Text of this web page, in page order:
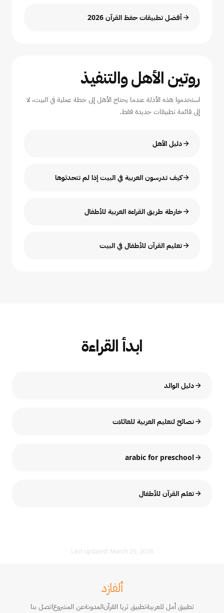
أفضل تطبيقات حفظ القرآن 2026
روتين الأهل والتنفيذ
استخدموا هذه الأدلة عندما يحتاج الأهل إلى خطة عملية في البيت، لا
إلى قائمة تطبيقات جديدة فقط.
دليل الأهل
كيف تدرسون العربية في البيت إذا لم تتحدثوها
خارطة طريق القراءة العربية للأطفال
تعليم القرآن للأطفال في البيت
ابدأ القراءة
دليل الوالد
نصائح لتعليم العربية للعائلات
arabic for preschool
تعلم القرآن للأطفال
Last updated: March 25, 2026
ألفازد
تطبيق أمل للعربيةتطبيق ثريا القرآنالمدونةعن المشروعاتصل بنا